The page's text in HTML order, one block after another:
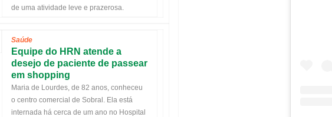
de uma atividade leve e prazerosa.
Saúde
Equipe do HRN atende a
desejo de paciente de passear
em shopping
Maria de Lourdes, de 82 anos, conheceu
o centro comercial de Sobral. Ela está
internada há cerca de um ano no Hospital